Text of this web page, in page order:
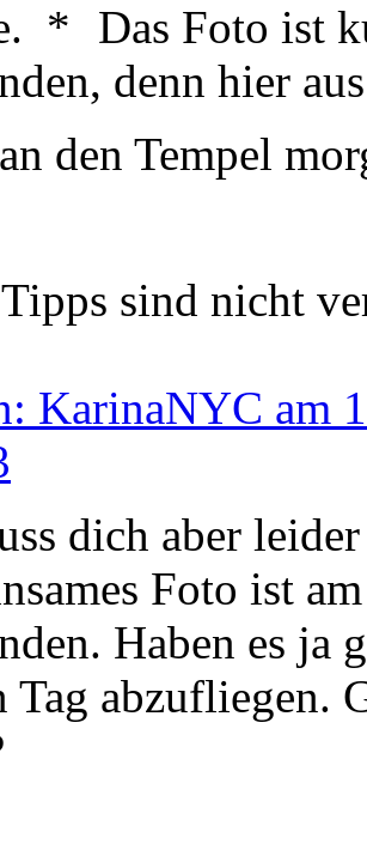
Das Foto ist
denn hier
den Tempel
sind nicht
KarinaNYC am
dich aber
Foto ist
Haben es ja
Tag abzufliegen.